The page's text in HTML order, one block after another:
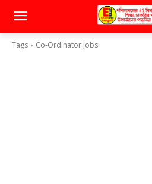
Tags Co-Ordinator Jobs